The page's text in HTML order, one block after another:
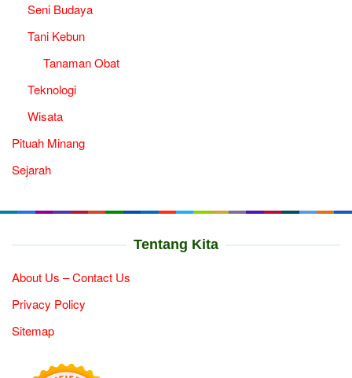
Seni Budaya
Tani Kebun
Tanaman Obat
Teknologi
Wisata
Pituah Minang
Sejarah
Tentang Kita
About Us – Contact Us
Privacy Policy
Sitemap